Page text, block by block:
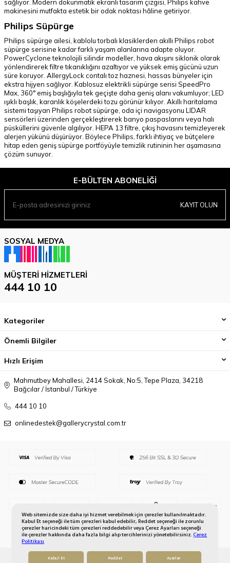
Web sitemizde size daha iyi hizmet verebilmek için çerezler kullanılmaktadır.
Kabul Et seçeneği ile tüm çerezleri kabul edebilir, Reddet seçeneği ile zorunlu
çerezler haricindeki tüm çerezleri reddedebilir veya Çerez Ayarları seçeneği
ile çerezler hakkında daha fazla bilgi alıp tercihlerinizi yönetebilirsiniz.Çerez
Politikası
Kabul Et Reddet Ayarlar
sağlıyor. Modern dokunmatik ekranlı tasarım çizgisi, Philips kahve
makinesini mutfakta estetik bir odak noktası hâline getiriyor.
Philips Süpürge
Philips süpürge ailesi, kablolu torbalı klasiklerden akıllı Philips robot
süpürge serisine kadar farklı yaşam alanlarına adapte oluyor.
PowerCyclone teknolojili silindir modeller, hava akışını siklonik olarak
yönlendirerek filtre tıkanıklığını azaltıyor ve yüksek emiş gücünü uzun
süre koruyor. AllergyLock contalı toz haznesi, hassas bünyeler için
ekstra hijyen sağlıyor. Kablosuz elektrikli süpürge serisi SpeedPro
Max, 360° emiş başlığıyla tek geçişte daha geniş alanı vakumluyor; LED
ışıklı başlık, karanlık köşelerdeki tozu görünür kılıyor. Akıllı haritalama
sistemi taşıyan Philips robot süpürge, oda içi navigasyonu LIDAR
sensörleri üzerinden gerçekleştirerek banyo paspaslarını veya halı
püsküllerini güvenle algılıyor. HEPA 13 filtre, çıkış havasını temizleyerek
alerjen yükünü düşürüyor. Böylece Philips, farklı ihtiyaç ve bütçelere
hitap eden geniş süpürge portföyüyle temizlik rutininin her aşamasına
çözüm sunuyor.
E-BÜLTEN ABONELIĞI
KAYIT OLUN
SOSYAL MEDYA
MÜŞTERI HIZMETLERI
444 10 10
Kategoriler
Önemli Bilgiler
Hızlı Erişim
Mahmutbey Mahallesi, 2414 Sokak, No:5, Tepe Plaza, 34218
Bağcılar / İstanbul / Türkiye
444 10 10
onlinedestek@gallerycrystal.com.tr